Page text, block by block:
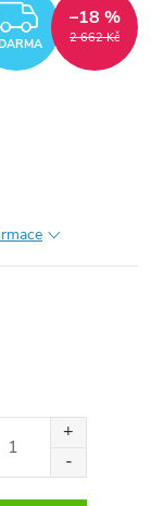
2 662 Kč
–18 %